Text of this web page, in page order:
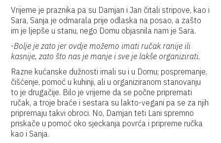
Vrijeme je praznika pa su Damjan i Jan čitali stripove, kao i
Sara, Sanja je odmarala prije odlaska na posao, a zašto
im je ljepše u stanu, nego Domu objasnila nam je Sara.
-Bolje je zato jer ovdje možemo imati ručak ranije ili
kasnije, zato što nas je manje i sve je lakše organizirati.
Razne kućanske dužnosti imali su i u Domu; pospremanje,
čišćenje, pomoć u kuhinji, ali u organiziranom stanovanju
to je drugačije. Bilo je vrijeme da se počne pripremati
ručak, a troje braće i sestara su lakto-vegani pa se za njih
pripremaju takvi obroci. No, Damjan teti Lani spremno
priskače u pomoć oko sjeckanja povrća i pripreme ručka
kao i Sanja.